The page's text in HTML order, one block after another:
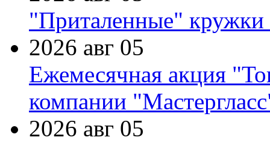
"Приталенные" кружки
2026 авг 05
Ежемесячная акция
компании
2026 авг 05